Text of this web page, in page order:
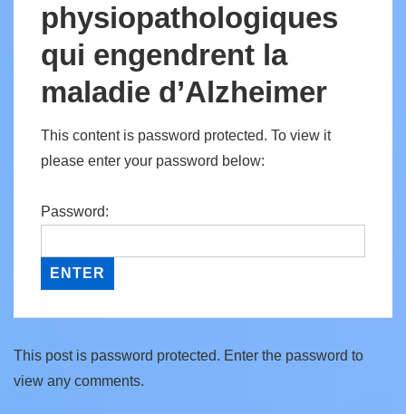
physiopathologiques
qui engendrent la
maladie d’Alzheimer
This content is password protected. To view it
please enter your password below:
Password:
This post is password protected. Enter the password to
view any comments.